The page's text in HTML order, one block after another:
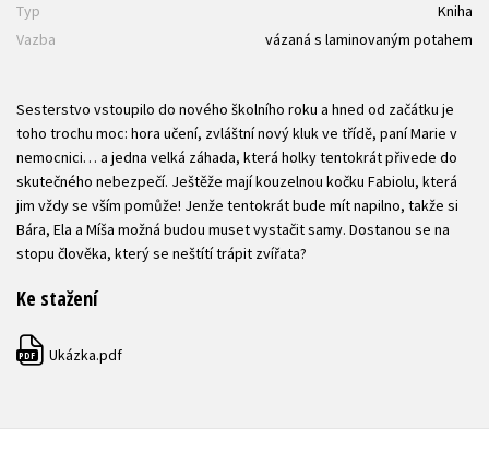
Typ
Kniha
Vazba
vázaná s laminovaným potahem
Sesterstvo vstoupilo do nového školního roku a hned od začátku je
toho trochu moc: hora učení, zvláštní nový kluk ve třídě, paní Marie v
nemocnici… a jedna velká záhada, která holky tentokrát přivede do
skutečného nebezpečí. Ještěže mají kouzelnou kočku Fabiolu, která
jim vždy se vším pomůže! Jenže tentokrát bude mít napilno, takže si
Bára, Ela a Míša možná budou muset vystačit samy. Dostanou se na
stopu člověka, který se neštítí trápit zvířata?
Ke stažení
PDF Ukázka.pdf